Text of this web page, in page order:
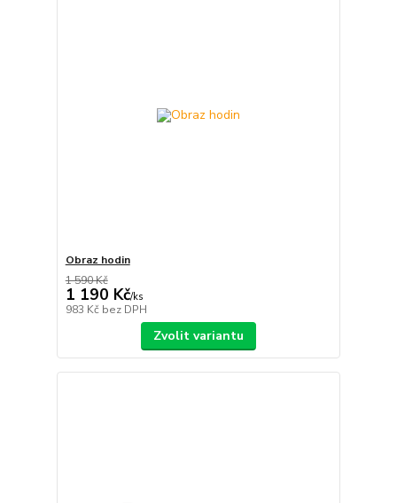
Obraz hodin
1 590 Kč
1 190 Kč/ks
983 Kč bez DPH
Zvolit variantu